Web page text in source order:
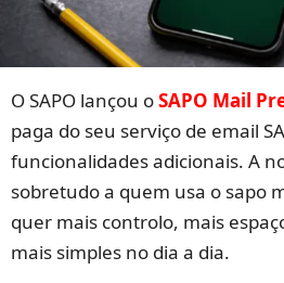
O SAPO lançou oSAPO Mail
paga do seu serviço de email
funcionalidades adicionais. A
sobretudo a quem usa o sapo
quer mais controlo, mais
mais simples no dia a dia.